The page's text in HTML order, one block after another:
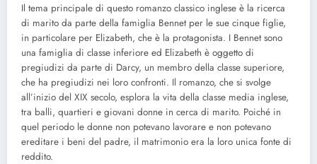
Il tema principale di questo romanzo classico inglese è la ricerca
di marito da parte della famiglia Bennet per le sue cinque figlie,
in particolare per Elizabeth, che è la protagonista. I Bennet sono
una famiglia di classe inferiore ed Elizabeth è oggetto di
pregiudizi da parte di Darcy, un membro della classe superiore,
che ha pregiudizi nei loro confronti. Il romanzo, che si svolge
all’inizio del XIX secolo, esplora la vita della classe media inglese,
tra balli, quartieri e giovani donne in cerca di marito. Poiché in
quel periodo le donne non potevano lavorare e non potevano
ereditare i beni del padre, il matrimonio era la loro unica fonte di
reddito.